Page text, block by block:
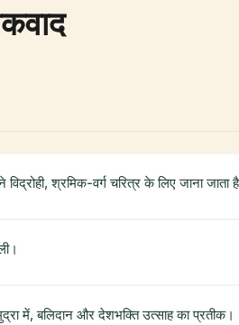
श्रमिक-वर्ग चरित्र के लिए जाना जाता
में, बलिदान और देशभक्ति उत्साह का प्रतीक।